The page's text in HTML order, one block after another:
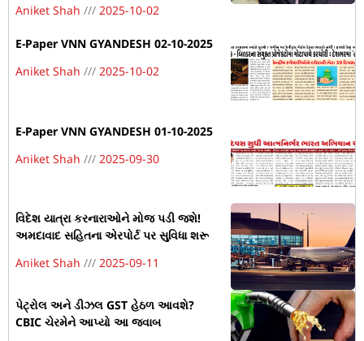
Aniket Shah
2025-10-02
E-Paper VNN GYANDESH 02-10-2025
Aniket Shah
2025-10-02
E-Paper VNN GYANDESH 01-10-2025
Aniket Shah
2025-09-30
વિદેશ યાત્રા કરનારાઓને મોજ પડી જશે!
અમદાવાદ સહિતના એરપોર્ટ પર સુવિધા શરૂ
Aniket Shah
2025-09-11
પેટ્રોલ અને ડીઝલ GST હેઠળ આવશે?
CBIC ચેરમેને આપ્યો આ જવાબ